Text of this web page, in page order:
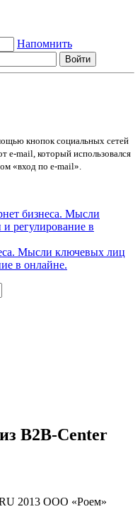
Напомнить
кнопок социальных сетей
e-mail, который использовался
«вход по e-mail».
Мысли ключевых лиц
в онлайне.
B2B-Center
2013 ООО «Роем»